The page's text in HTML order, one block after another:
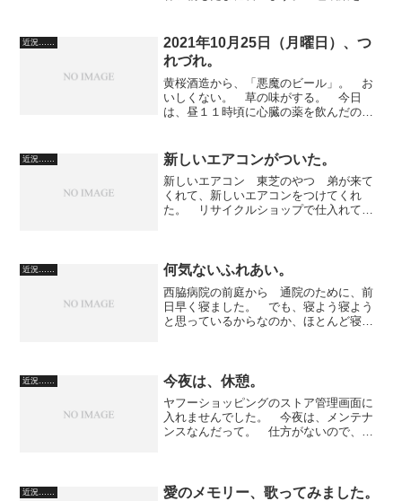
度、徹夜してしまうのです。長く寝ると
活動時間が少なく、勿体な...
近況……
2021年10月25日（月曜日）、つ
れづれ。
黄桜酒造から、「悪魔のビール」。 お
いしくない。 草の味がする。 今日
は、昼１１時頃に心臓の薬を飲んだのか
だ。 二回飲んでいたとすると、かなり
問題だそうだ。 イグザレルト...
近況…… 新しいエアコンがついた。
新しいエアコン 東芝のやつ 弟が来て
くれて、新しいエアコンをつけてくれ
た。 リサイクルショップで仕入れてき
リーで100％Pバッ...
近況…… 何気ないふれあい。
西脇病院の前庭から 通院のために、前
日早く寝ました。 でも、寝よう寝よう
と思っているからなのか、ほとんど寝れ
たされる時間が長い。 本...
近況…… 今夜は、休憩。
ヤフーショッピングのストア管理画面に
入れませんでした。 今夜は、メンテナ
ンスなんだって。 仕方がないので、オ
力のテストをしようか、と...
近況…… 愛のメモリー、歌ってみました。